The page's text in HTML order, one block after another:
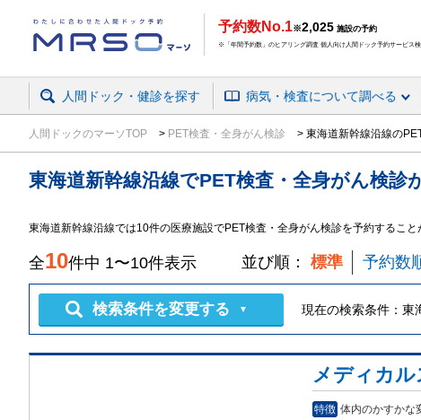
予約数No.1※2,025 施設の予約
※「年間予約数」のヒアリング調査 個人向け人間ドック予約サービス
人間ドック・健診を探す 病気・検査について調べる
人間ドックのマーソTOP PET検査・全身がん検診 東海道新幹線沿線の
東海道新幹線沿線でPET検査・全身がん検診
東海道新幹線沿線では10件の医療施設でPET検査・全身がん検診を予約するこ
全10件中 1〜10件表示 並び順： 標準 予約数
検索条件を変更する ▼ 現在の検索条件： 東
メディカ
特徴 体内のかすかな